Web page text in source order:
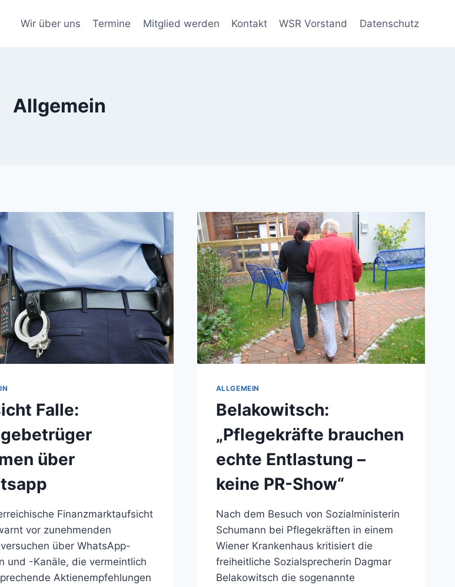
Wir über uns Termine Mitglied werden Kontakt WSR Vorstand Datenschutz
Allgemein
Falle:
über
Finanzmarktaufsicht
vor zunehmenden
über WhatsApp-
und -Kanäle, die vermeintlich
Aktienempfehlungen
ALLGEMEIN
Belakowitsch:
„Pflegekräfte brauchen
echte Entlastung –
keine PR-Show“
Nach dem Besuch von Sozialministerin
Schumann bei Pflegekräften in einem
Wiener Krankenhaus kritisiert die
freiheitliche Sozialsprecherin Dagmar
Belakowitsch die sogenannte